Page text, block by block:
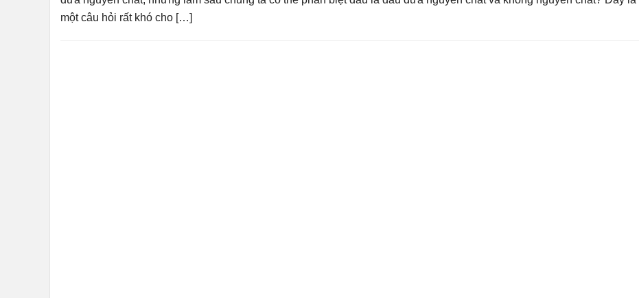
một câu hỏi rất khó cho […]